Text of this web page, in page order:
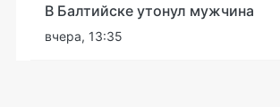
В Балтийске утонул мужчина
вчера, 13:35